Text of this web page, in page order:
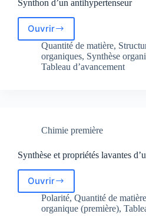
Synthon d’un antihypertenseur
OuvrirSynthon
d’un
antihypertenseur
Quantité de matière,
organiques, Synthèse
Tableau d’avancement
Chimie première
Synthèse et propriétés lavantes
OuvrirSynthèse
et
propriétés
Polarité, Quantité de matière
organique (première),